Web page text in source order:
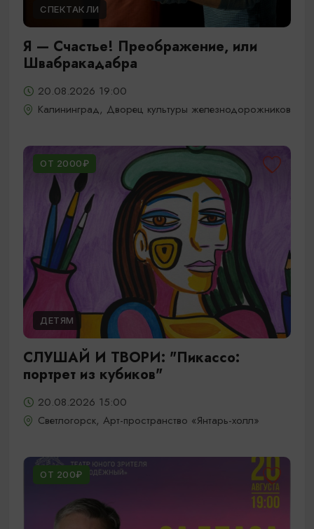
СПЕКТАКЛИ
Я — Счастье! Преображение, или
Швабракадабра
20.08.2026 19:00
Калининград, Дворец культуры железнодорожников
ОТ 2000₽
ДЕТЯМ
СЛУШАЙ И ТВОРИ: "Пикассо:
портрет из кубиков"
20.08.2026 15:00
Светлогорск, Арт-пространство «Янтарь-холл»
ОТ 200₽